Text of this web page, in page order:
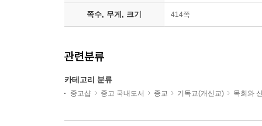
쪽수, 무게, 크기 414쪽
관련분류
카테고리 분류
중고샵 중고 국내도서 종교 기독교(개신교) 목회와